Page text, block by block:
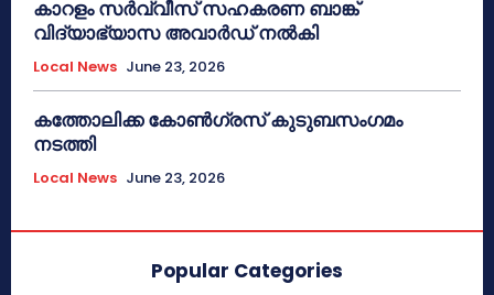
കാറളം സർവ്വീസ് സഹകരണ ബാങ്ക്
വിദ്യാഭ്യാസ അവാർഡ് നൽകി
Local News June 23, 2026
കത്തോലിക്ക കോൺഗ്രസ് കുടുബസംഗമം
നടത്തി
Local News June 23, 2026
Popular Categories